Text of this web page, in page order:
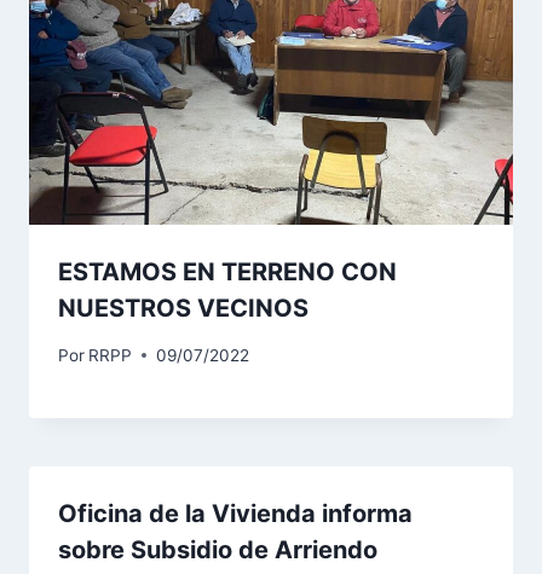
ESTAMOS EN TERRENO CON
NUESTROS VECINOS
Por RRPP 09/07/2022
Oficina de la Vivienda informa
sobre Subsidio de Arriendo